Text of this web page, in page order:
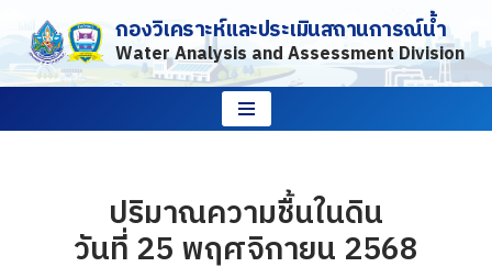
Skip
to
กองวิเคราะห์และประเมินสถานการณ์น้ำ
Water Analysis and Assessment Division
ปริมาณความชื้นในดิน
วันที่ 25 พฤศจิกายน 2568